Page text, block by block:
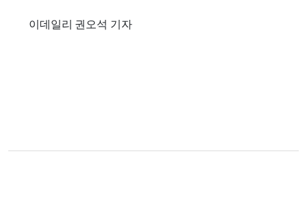
이데일리 권오석 기자